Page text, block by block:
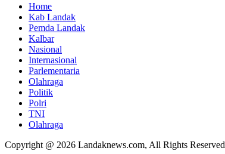
Home
Kab Landak
Pemda Landak
Kalbar
Nasional
Internasional
Parlementaria
Olahraga
Politik
Polri
TNI
Olahraga
Copyright @ 2026 Landaknews.com, All Rights Reserved